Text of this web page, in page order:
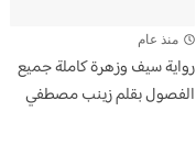
منذ عام
رواية سيف وزهرة كاملة جميع
الفصول بقلم زينب مصطفي